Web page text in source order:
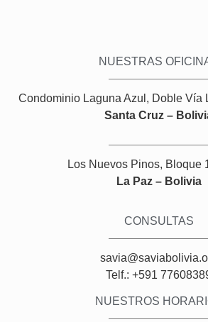
NUESTRAS
Condominio Laguna Azul, Doble Vía
Santa Cruz –
Los Nuevos Pinos, Bloque
La Paz – Bolivia
CONSULTAS
Telf.: +591
NUESTROS